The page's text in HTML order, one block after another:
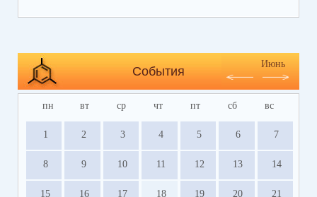
События
Июнь
пн вт ср чт пт сб вс
1 2 3 4 5 6 7
8 9 10 11 12 13 14
15 16 17 18 19 20 21